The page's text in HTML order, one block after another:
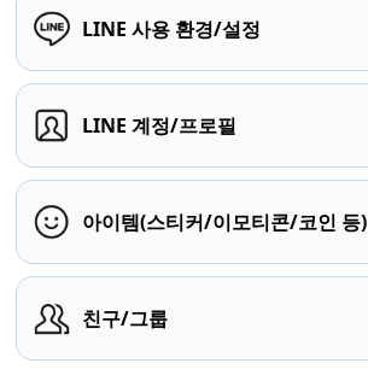
LINE 사용 환경/설정
LINE 계정/프로필
아이템(스티커/이모티콘/코인 등)
친구/그룹